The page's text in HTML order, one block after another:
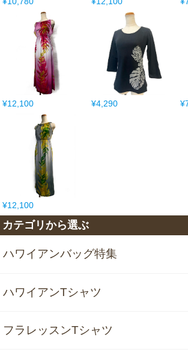
¥12,100 ¥4,290
¥12,100
カテゴリから選ぶ
ハワイアンバッグ特集
ハワイアンTシャツ
フラレッスンTシャツ